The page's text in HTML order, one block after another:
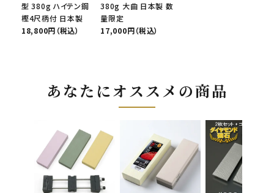
型 380g ハイテン鋼
樫4尺柄付 日本製
18,800円（税込）
380g 大曲 日本製 数
量限定
17,000円（税込）
あなたにオススメの商品